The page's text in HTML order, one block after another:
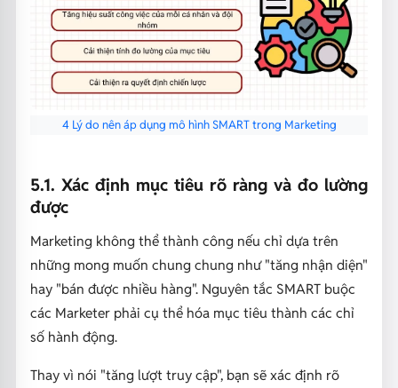
4 Lý do nên áp dụng mô hình SMART trong Marketing
5.1. Xác định mục tiêu rõ ràng và đo lường
được
Marketing không thể thành công nếu chỉ dựa trên
những mong muốn chung chung như "tăng nhận diện"
hay "bán được nhiều hàng". Nguyên tắc SMART buộc
các Marketer phải cụ thể hóa mục tiêu thành các chỉ
số hành động.
Thay vì nói "tăng lượt truy cập", bạn sẽ xác định rõ